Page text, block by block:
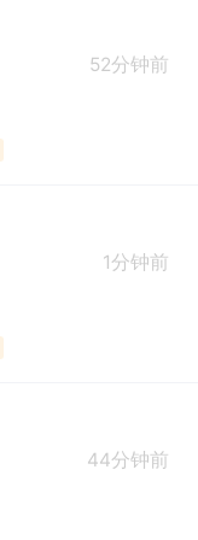
52分钟前
1分钟前
44分钟前